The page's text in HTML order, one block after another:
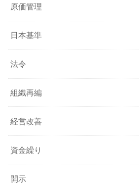
原価管理
日本基準
法令
組織再編
経営改善
資金繰り
開示